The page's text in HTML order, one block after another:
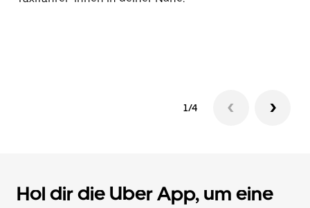
1/4
Hol dir die Uber App, um eine